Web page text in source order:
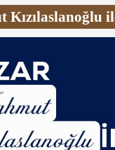
Kızılaslanoğlu